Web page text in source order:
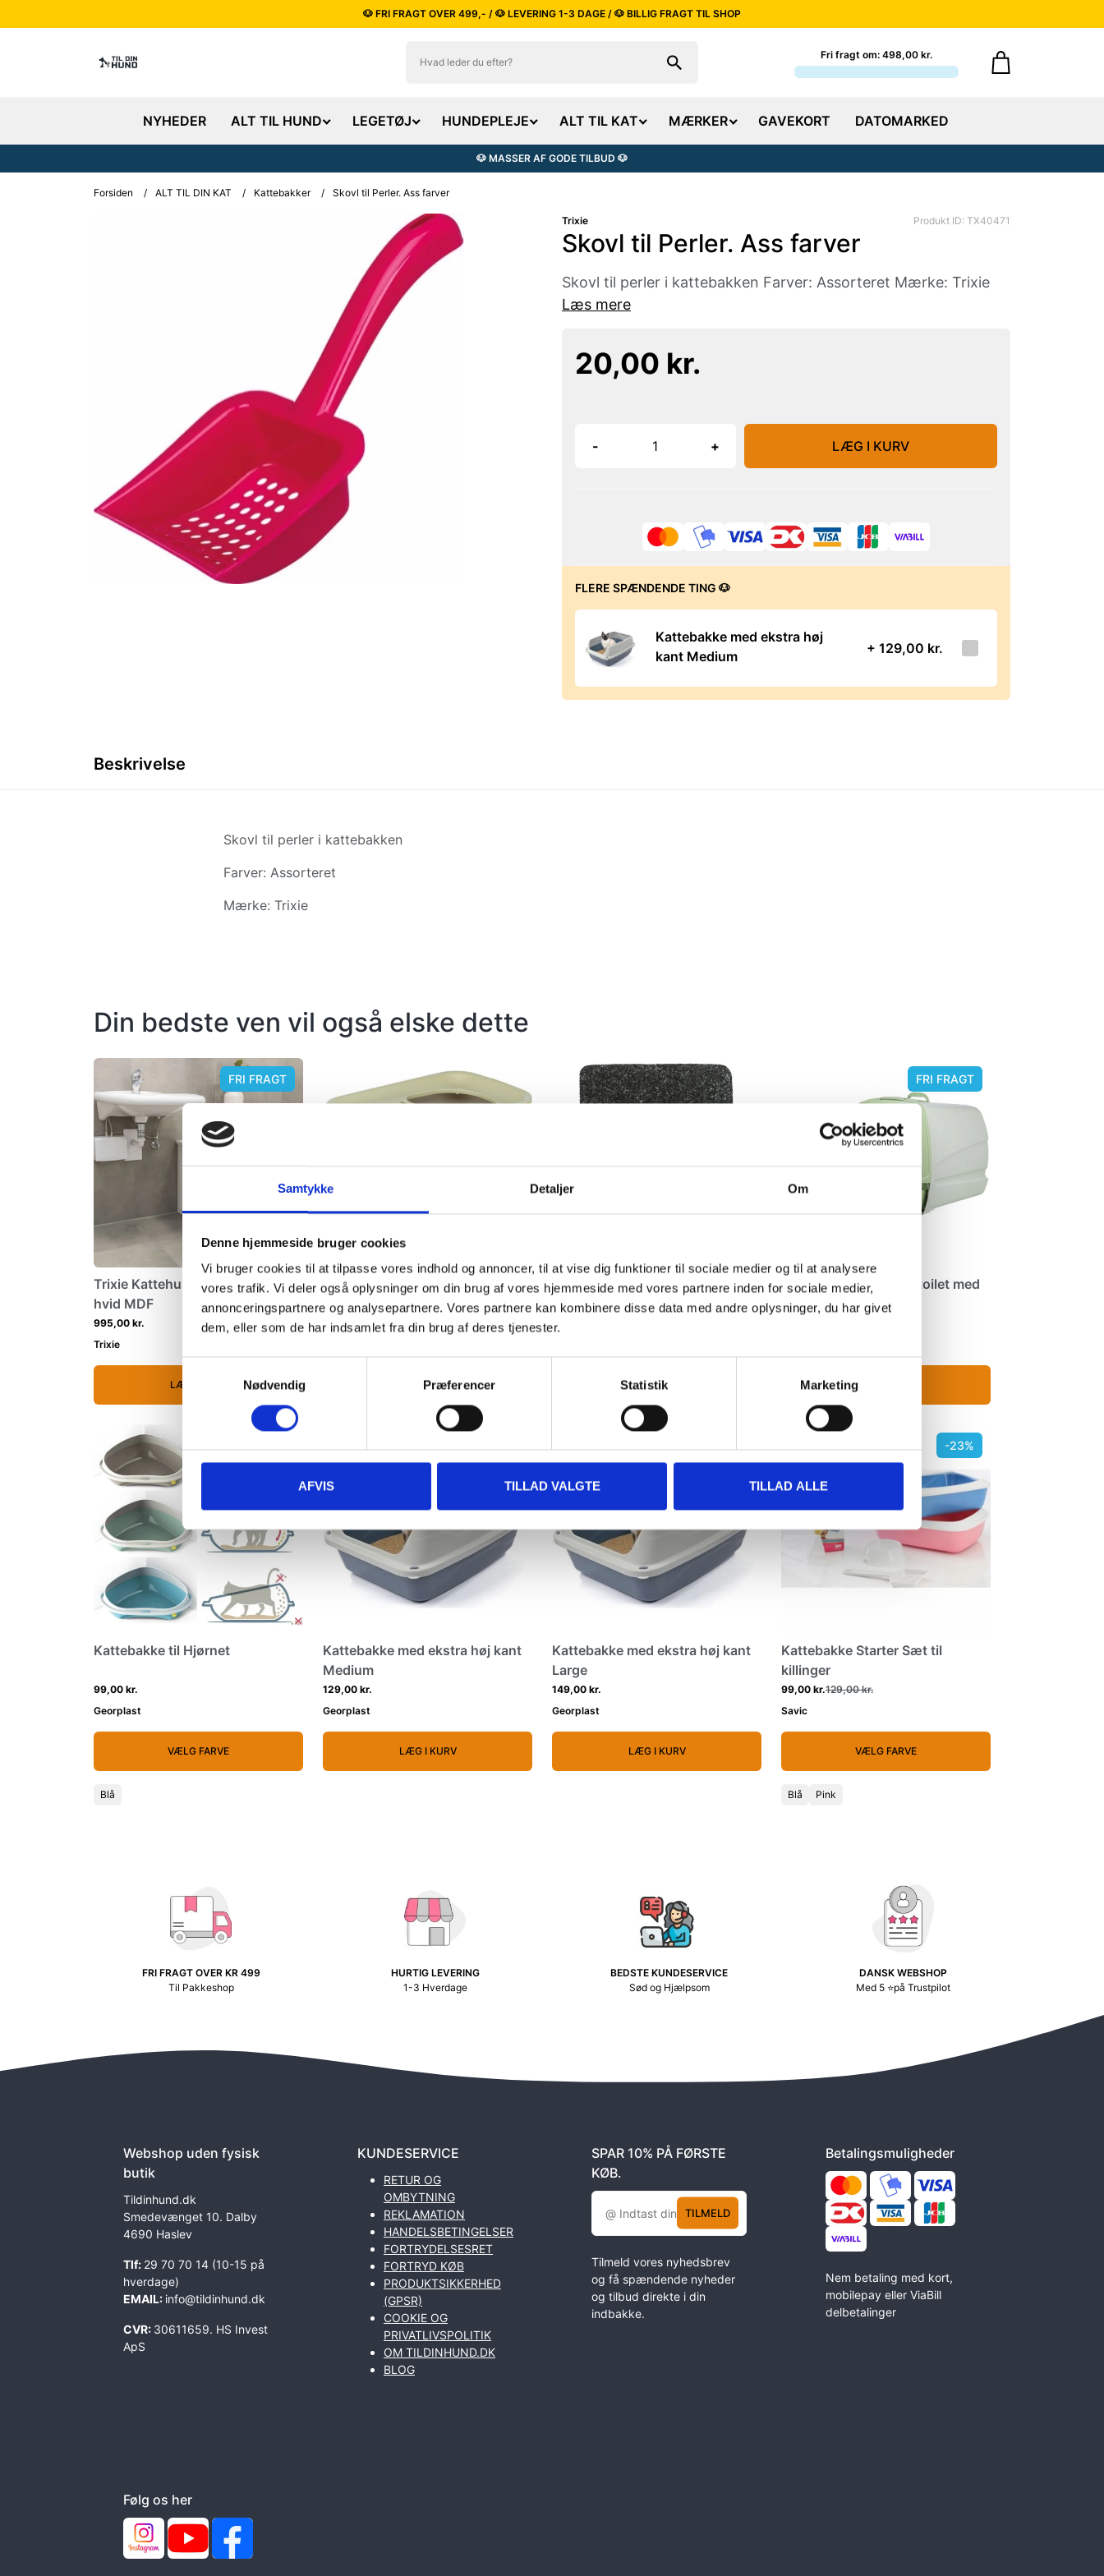
Samtykke Detaljer Om
Denne hjemmeside bruger cookies
Vi bruger cookies til at tilpasse vores indhold og annoncer, til at vise dig funktioner til sociale medier og til at analysere
vores trafik. Vi deler også oplysninger om din brug af vores hjemmeside med vores partnere inden for sociale medier,
annonceringspartnere og analysepartnere. Vores partnere kan kombinere disse data med andre oplysninger, du har givet
dem, eller som de har indsamlet fra din brug af deres tjenester.
Samtykkevalg
Nødvendig
Præferencer Statistik Marketing
AFVIS TILLAD VALGTE TILLAD ALLE
🐶 FRI FRAGT OVER 499,- / 🐶 LEVERING 1-3 DAGE / 🐶 BILLIG FRAGT TIL SHOP
Fri fragt om: 498,00 kr.
NYHEDER ALT TIL HUND LEGETØJ HUNDEPLEJE ALT TIL KAT MÆRKER GAVEKORT DATOMARKED
🐶 MASSER AF GODE TILBUD 🐶
Forsiden / ALT TIL DIN KAT / Kattebakker / Skovl til Perler. Ass farver
Trixie Produkt ID: TX40471
Skovl til Perler. Ass farver
Skovl til perler i kattebakken Farver: Assorteret Mærke: Trixie
Læs mere
20,00 kr.
- + LÆG I KURV
FLERE SPÆNDENDE TING 🐶
Kattebakke med ekstra høj
kant Medium
+ 129,00 kr.
Beskrivelse
Skovl til perler i kattebakken
Farver: Assorteret
Mærke: Trixie
Din bedste ven vil også elske dette
FRI FRAGT
Trixie Kattehus til kattebakke
hvid MDF
995,00 kr.
Trixie
LÆG I KURV
Trixie hop-in kattetoilet med
topindgang
299,00 kr.
LÆG I KURV
Effektivt kulfilter til Trixie
EasyDraw kattetoilet
22,00 kr.
LÆG I KURV
FRI FRAGT
Trixie EasyDraw kattetoilet med
udtræksbakke
LÆG I KURV
Kattebakke til Hjørnet
99,00 kr.
Georplast
VÆLG FARVE
Blå
Kattebakke med ekstra høj kant
Medium
129,00 kr.
Georplast
LÆG I KURV
Kattebakke med ekstra høj kant
Large
149,00 kr.
Georplast
LÆG I KURV
-23%
Kattebakke Starter Sæt til
killinger
99,00 kr.129,00 kr.
Savic
VÆLG FARVE
Blå Pink
FRI FRAGT OVER KR 499
Til Pakkeshop
HURTIG LEVERING
1-3 Hverdage
BEDSTE KUNDESERVICE
Sød og Hjælpsom
DANSK WEBSHOP
Med 5 ⭐på Trustpilot
Webshop uden fysisk
butik
Tildinhund.dk
Smedevænget 10. Dalby
4690 Haslev
Tlf: 29 70 70 14 (10-15 på
hverdage)
EMAIL: info@tildinhund.dk
CVR: 30611659. HS Invest
ApS
KUNDESERVICE
RETUR OG
OMBYTNING
REKLAMATION
HANDELSBETINGELSER
FORTRYDELSESRET
FORTRYD KØB
PRODUKTSIKKERHED
(GPSR)
COOKIE OG
PRIVATLIVSPOLITIK
OM TILDINHUND.DK
BLOG
SPAR 10% PÅ FØRSTE
KØB.
TILMELD
Tilmeld vores nyhedsbrev
og få spændende nyheder
og tilbud direkte i din
indbakke.
Betalingsmuligheder
Nem betaling med kort,
mobilepay eller ViaBill
delbetalinger
Følg os her